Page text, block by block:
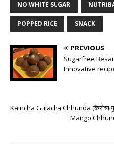
NO WHITE SUGAR
POPPED RICE SNACK
PREVIOUS
Sugarfree
Innovative
Kairicha Gulacha Chhunda (कैरीचा
Mango